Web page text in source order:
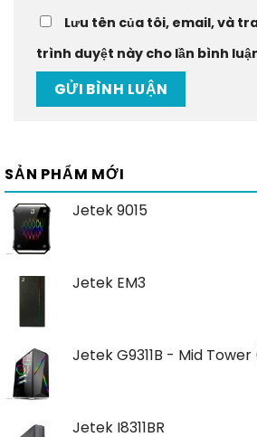
Lưu tên của tôi, email, và
trình duyệt này cho lần bình
SẢN PHẨM MỚI
Jetek 9015
Jetek EM3
Jetek G9311B - Mid
Jetek I8311BR